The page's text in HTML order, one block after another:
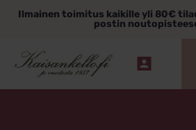
sisältöönIlmainen toimitus kaikille yli 80€
postin